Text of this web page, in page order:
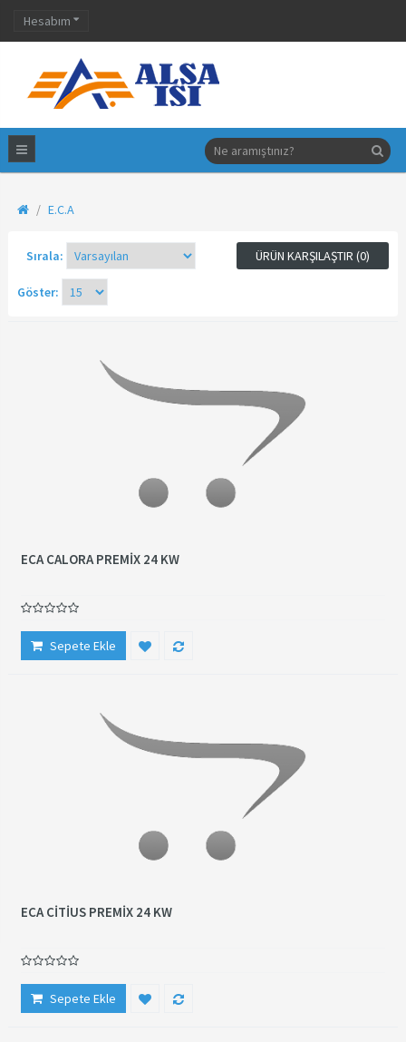
Hesabım
E.C.A
ÜRÜN KARŞILAŞTIR (0)
Sırala:
Göster:
ECA CALORA PREMİX 24 KW
Sepete Ekle
ECA CİTİUS PREMİX 24 KW
Sepete Ekle